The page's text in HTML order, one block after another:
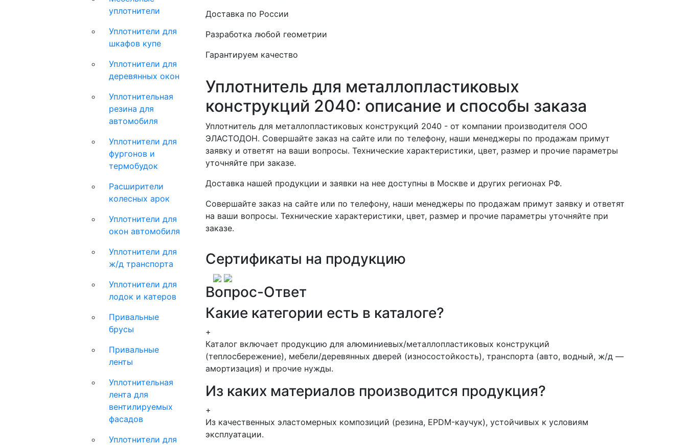
Доставка по России
Разработка любой геометрии
Гарантируем качество
Уплотнитель для металлопластиковых
конструкций 2040: описание и способы заказа
Уплотнитель для металлопластиковых конструкций 2040 - от компании производителя ООО
ЭЛАСТОДОН. Совершайте заказ на сайте или по телефону, наши менеджеры по продажам примут
заявку и ответят на ваши вопросы. Технические характеристики, цвет, размер и прочие параметры
уточняйте при заказе.
Доставка нашей продукции и заявки на нее доступны в Москве и других регионах РФ.
Совершайте заказ на сайте или по телефону, наши менеджеры по продажам примут заявку и ответят
на ваши вопросы. Технические характеристики, цвет, размер и прочие параметры уточняйте при
заказе.
Сертификаты на продукцию
Вопрос-Ответ
Какие категории есть в каталоге?
+
Каталог включает продукцию для алюминиевых/металлопластиковых конструкций
(теплосбережение), мебели/деревянных дверей (износостойкость), транспорта (авто, водный, ж/д —
амортизация) и прочие нужды.
Из каких материалов производится продукция?
+
Из качественных эластомерных композиций (резина, EPDM-каучук), устойчивых к условиям
эксплуатации.
уплотнители
Уплотнители для
шкафов купе
Уплотнители для
деревянных окон
Уплотнительная
резина для
автомобиля
Уплотнители для
фургонов и
термобудок
Расширители
колесных арок
Уплотнители для
окон автомобиля
Уплотнители для
ж/д транспорта
Уплотнители для
лодок и катеров
Привальные
брусы
Привальные
ленты
Уплотнительная
лента для
вентилируемых
фасадов
Уплотнители для